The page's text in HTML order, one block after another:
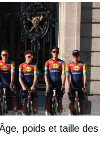
poids et taille des